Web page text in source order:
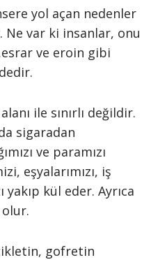
yol açan nedenler
Ne var ki insanlar, onu
ve eroin gibi
ile sınırlı değildir.
sigaradan
ve paramızı
eşyalarımızı, iş
kül eder. Ayrıca
gofretin